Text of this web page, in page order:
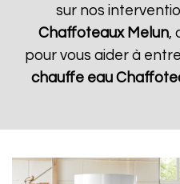
sur nos
Chaffoteaux Melun,
pour vous aider à
chauffe eau